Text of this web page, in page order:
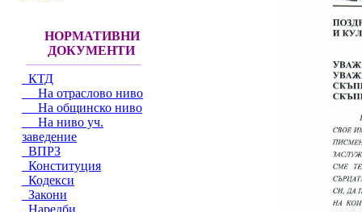
НОРМАТИВНИ
ДОКУМЕНТИ
КТД
На отраслово ниво
На общинско ниво
На ниво уч.
заведение
ВПРЗ
Конституция
Кодекси
Закони
Наредби